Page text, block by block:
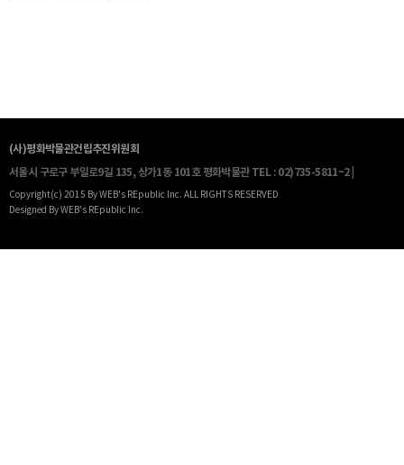
(사)평화박물관건립추진위원회
서울시 구로구 부일로9길 135, 상가1동 101호 평화박물관 TEL : 02)735-5811~2 |
Copyright(c) 2015 By WEB's REpublic Inc. ALL RIGHTS RESERVED.
Designed By WEB's REpublic Inc.